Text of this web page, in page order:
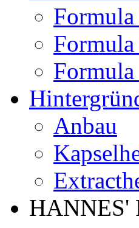
Anbau
HANNES'